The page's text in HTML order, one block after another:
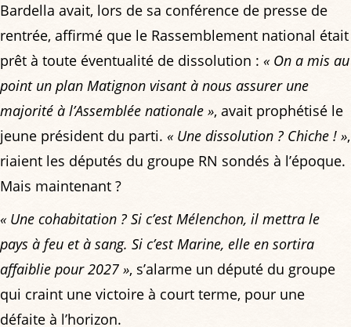
Bardella avait, lors de sa conférence de presse de
rentrée, affirmé que le Rassemblement national était
prêt à toute éventualité de dissolution : « On a mis au
point un plan Matignon visant à nous assurer une
majorité à l’Assemblée nationale », avait prophétisé le
jeune président du parti. « Une dissolution ? Chiche ! »,
riaient les députés du groupe RN sondés à l’époque.
Mais maintenant ?
« Une cohabitation ? Si c’est Mélenchon, il mettra le
pays à feu et à sang. Si c’est Marine, elle en sortira
affaiblie pour 2027 », s’alarme un député du groupe
qui craint une victoire à court terme, pour une
défaite à l’horizon.